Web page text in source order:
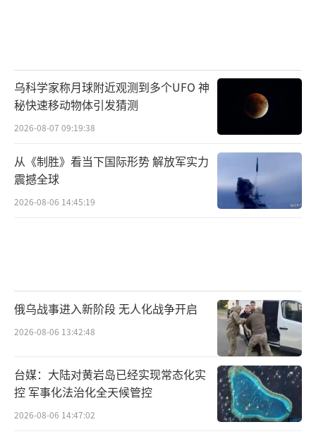
乌科学家称月球附近观测到多个UFO 神
秘快速移动物体引发猜测
2026-08-07 09:19:38
从《制胜》看当下国际形势 解放军实力
震撼全球
2026-08-06 14:45:19
俄乌战事进入新阶段 无人化战争开启
2026-08-06 13:42:48
台媒：大陆对黄岩岛已经实现常态化实
控 军事化法治化全天候管控
2026-08-06 14:47:02